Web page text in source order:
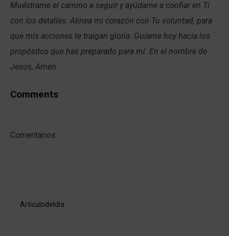
Muéstrame el camino a seguir y ayúdame a confiar en Ti
con los detalles. Alinea mi corazón con Tu voluntad, para
que mis acciones te traigan gloria. Guíame hoy hacia los
propósitos que has preparado para mí. En el nombre de
Jesús, Amén.
Comments
Comentarios
Articulodeldia